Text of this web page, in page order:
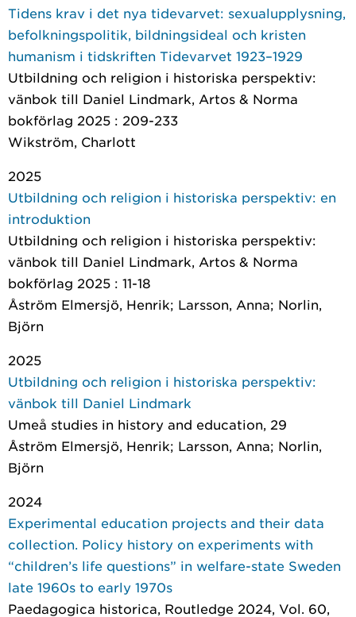
Tidens krav i det nya tidevarvet: sexualupplysning,
befolkningspolitik, bildningsideal och kristen
humanism i tidskriften Tidevarvet 1923–1929
Utbildning och religion i historiska perspektiv:
vänbok till Daniel Lindmark, Artos & Norma
bokförlag 2025 : 209-233
Wikström, Charlott
2025
Utbildning och religion i historiska perspektiv: en
introduktion
Utbildning och religion i historiska perspektiv:
vänbok till Daniel Lindmark, Artos & Norma
bokförlag 2025 : 11-18
Åström Elmersjö, Henrik; Larsson, Anna; Norlin,
Björn
2025
Utbildning och religion i historiska perspektiv:
vänbok till Daniel Lindmark
Umeå studies in history and education, 29
Åström Elmersjö, Henrik; Larsson, Anna; Norlin,
Björn
2024
Experimental education projects and their data
collection. Policy history on experiments with
“children’s life questions” in welfare-state Sweden
late 1960s to early 1970s
Paedagogica historica, Routledge 2024, Vol. 60,